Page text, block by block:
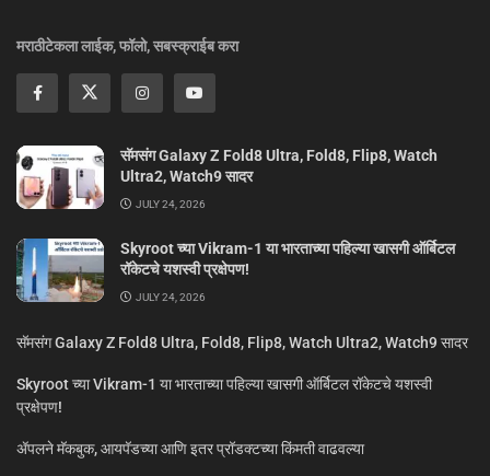
मराठीटेकला लाईक, फॉलो, सबस्क्राईब करा
सॅमसंग Galaxy Z Fold8 Ultra, Fold8, Flip8, Watch
Ultra2, Watch9 सादर
JULY 24, 2026
Skyroot च्या Vikram-1 या भारताच्या पहिल्या खासगी ऑर्बिटल
रॉकेटचे यशस्वी प्रक्षेपण!
JULY 24, 2026
सॅमसंग Galaxy Z Fold8 Ultra, Fold8, Flip8, Watch Ultra2, Watch9 सादर
Skyroot च्या Vikram-1 या भारताच्या पहिल्या खासगी ऑर्बिटल रॉकेटचे यशस्वी
प्रक्षेपण!
ॲपलने मॅकबुक, आयपॅडच्या आणि इतर प्रॉडक्टच्या किंमती वाढवल्या